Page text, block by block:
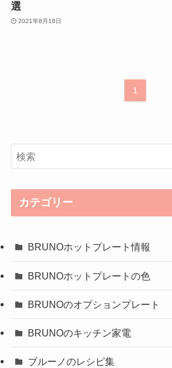
選
2021年8月18日
1
カテゴリー
BRUNOホットプレート情報
BRUNOホットプレートの色
BRUNOのオプションプレート
BRUNOのキッチン家電
ブルーノのレシピ集